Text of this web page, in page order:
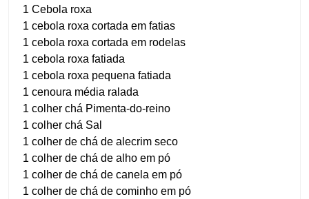
1 Cebola roxa
1 cebola roxa cortada em fatias
1 cebola roxa cortada em rodelas
1 cebola roxa fatiada
1 cebola roxa pequena fatiada
1 cenoura média ralada
1 colher chá Pimenta-do-reino
1 colher chá Sal
1 colher de chá de alecrim seco
1 colher de chá de alho em pó
1 colher de chá de canela em pó
1 colher de chá de cominho em pó